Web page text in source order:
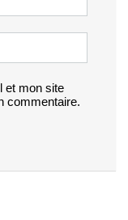
et mon site
commentaire.